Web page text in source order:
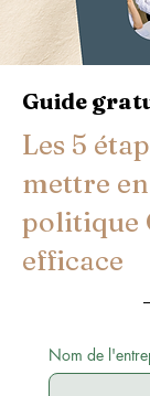
Guide
Les 5
mettre
politique
efficace
Nom de